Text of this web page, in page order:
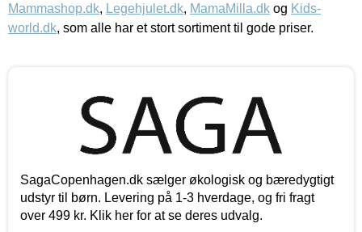
Mammashop.dk, Legehjulet.dk, MamaMilla.dk og Kids-
world.dk, som alle har et stort sortiment til gode priser.
SagaCopenhagen.dk sælger økologisk og bæredygtigt
udstyr til børn. Levering på 1-3 hverdage, og fri fragt
over 499 kr. Klik her for at se deres udvalg.